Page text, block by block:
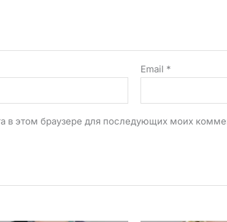
Email *
в этом браузере для последующих моих